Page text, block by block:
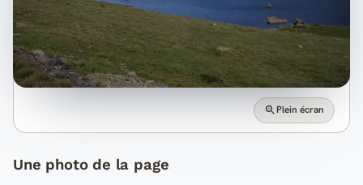
Plein écran
Une photo de la page